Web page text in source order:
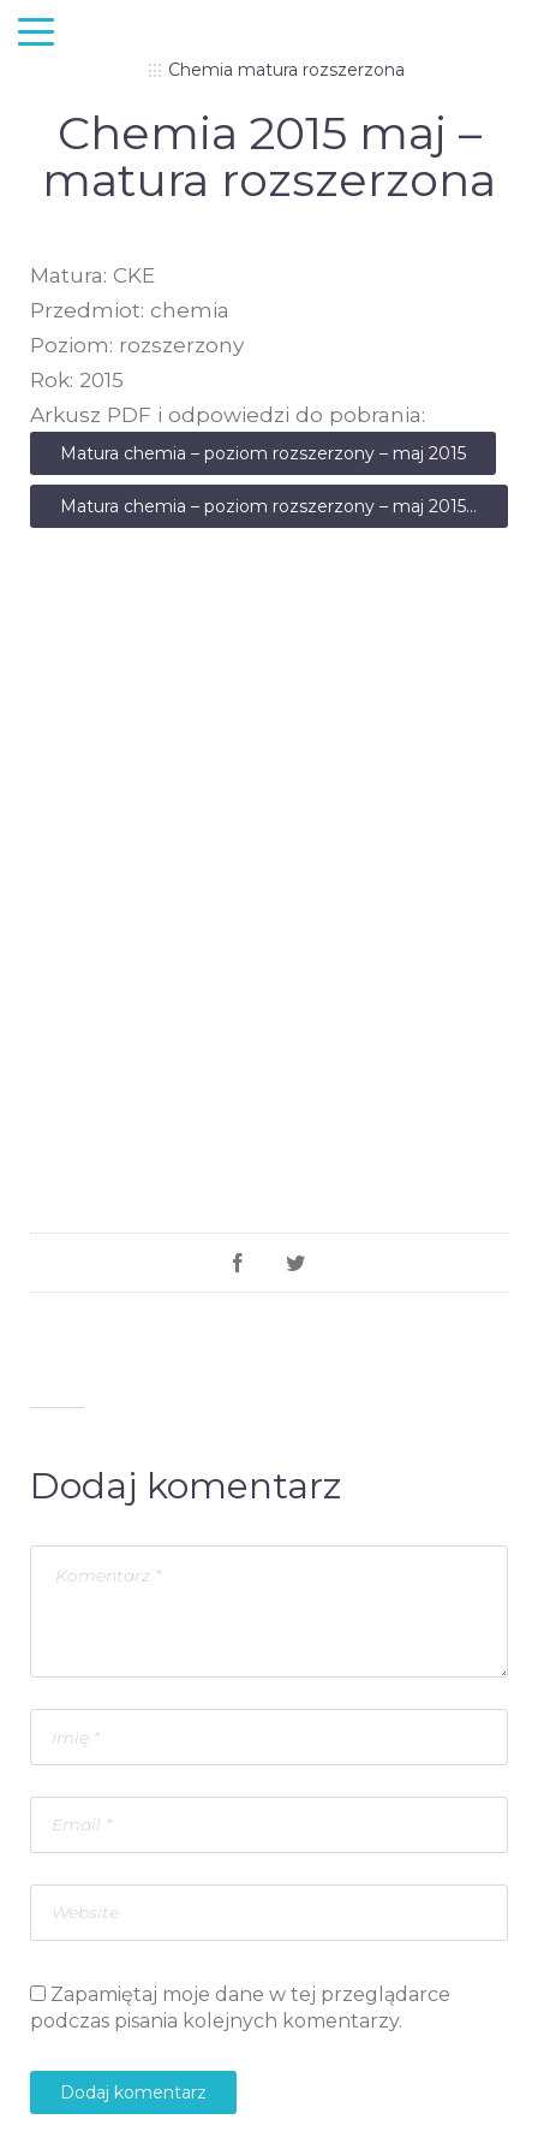
Chemia matura rozszerzona
Chemia 2015 maj –
matura rozszerzona
Matura: CKE
Przedmiot: chemia
Poziom: rozszerzony
Rok: 2015
Arkusz PDF i odpowiedzi do pobrania:
Matura chemia – poziom rozszerzony – maj 2015
Matura chemia – poziom rozszerzony – maj 2015 – odpowiedzi
Dodaj komentarz
Zapamiętaj moje dane w tej przeglądarce
podczas pisania kolejnych komentarzy.